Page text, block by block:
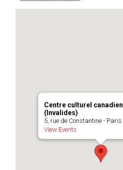
Centre culturel canadien
(Invalides)
5, rue de Constantine - Paris
View Events